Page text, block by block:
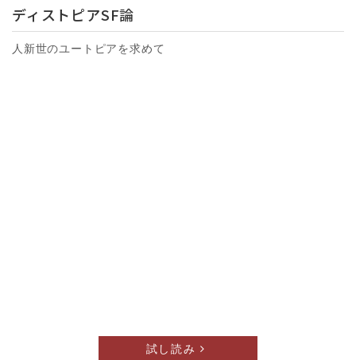
ディストピアSF論
人新世のユートピアを求めて
試し読み